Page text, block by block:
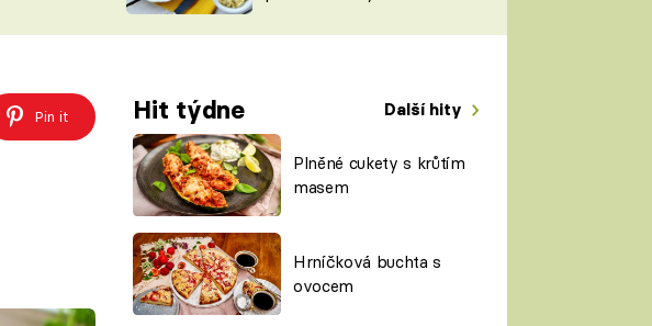
ŠÉFREDAKTORKY
ČASOPIS
Pin it Hit týdne Další hity
Plněné cukety s krůtím
masem
Hrníčková buchta s
ovocem